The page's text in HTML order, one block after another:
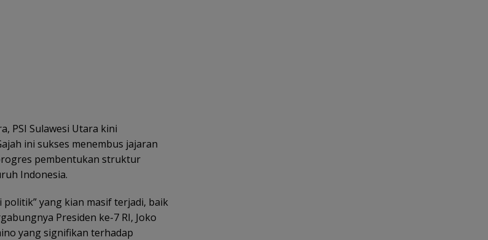
PSI Sulawesi Utara kini
ini sukses menembus jajaran
pembentukan struktur
Indonesia.
yang kian masif terjadi, baik
Presiden ke-7 RI, Joko
yang signifikan terhadap